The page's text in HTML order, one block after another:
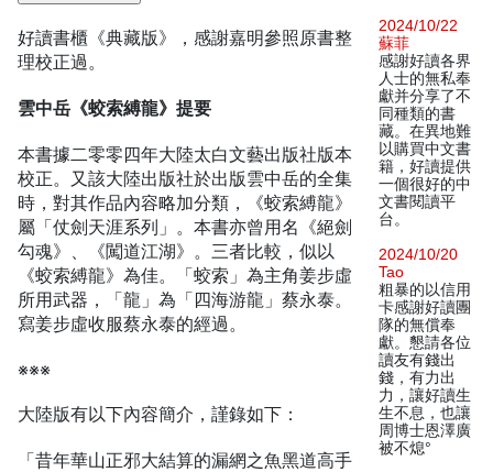
好讀書櫃《典藏版》，感謝嘉明參照原書整
理校正過。
雲中岳《蛟索縛龍》提要
本書據二零零四年大陸太白文藝出版社版本
校正。又該大陸出版社於出版雲中岳的全集
時，對其作品內容略加分類，《蛟索縛龍》
屬「仗劍天涯系列」。本書亦曾用名《絕劍
勾魂》、《闖道江湖》。三者比較，似以
《蛟索縛龍》為佳。「蛟索」為主角姜步虛
所用武器，「龍」為「四海游龍」蔡永泰。
寫姜步虛收服蔡永泰的經過。
※※※
大陸版有以下內容簡介，謹錄如下：
「昔年華山正邪大結算的漏網之魚黑道高手
2024/10/22
蘇菲
感謝好讀各界
人士的無私奉
獻并分享了不
同種類的書
藏。在異地難
以購買中文書
籍，好讀提供
一個很好的中
文書閱讀平
台。
2024/10/20
Tao
粗暴的以信用
卡感謝好讀團
隊的無償奉
獻。懇請各位
讀友有錢出
錢，有力出
力，讓好讀生
生不息，也讓
周博士恩澤廣
被不熄°